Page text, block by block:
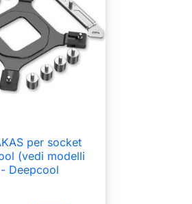
Anteprimaper socket
(vedi modelli
Deepcool